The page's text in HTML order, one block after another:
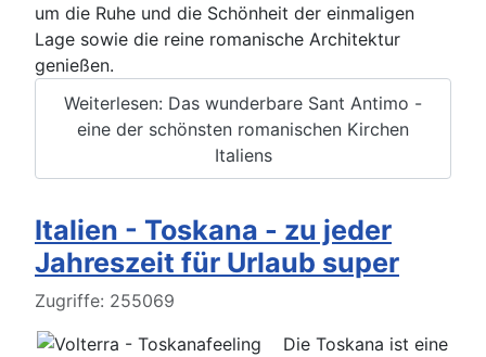
um die Ruhe und die Schönheit der einmaligen
Lage sowie die reine romanische Architektur
genießen.
Weiterlesen: Das wunderbare Sant Antimo -
eine der schönsten romanischen Kirchen
Italiens
Italien - Toskana - zu jeder
Jahreszeit für Urlaub super
Details
Zugriffe: 255069
Die Toskana ist eine